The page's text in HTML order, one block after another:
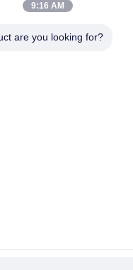
Platten-Vati-Kappe des
9:16 AM
are you looking for?